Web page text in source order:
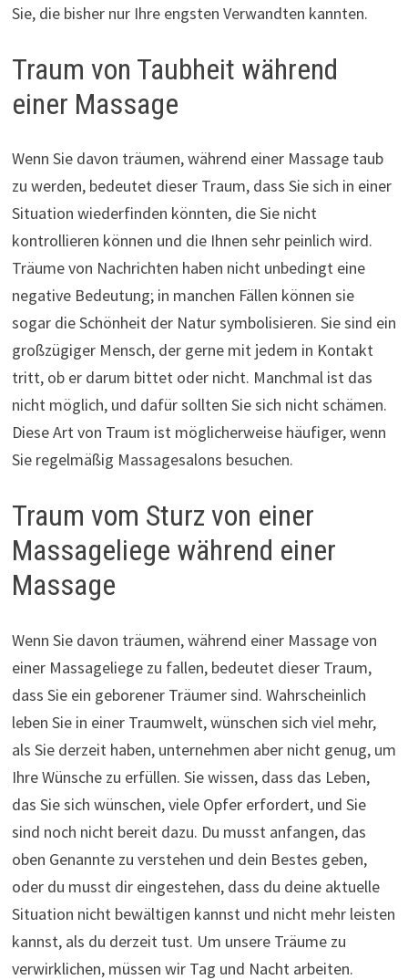
Sie, die bisher nur Ihre engsten Verwandten kannten.
Traum von Taubheit während
einer Massage
Wenn Sie davon träumen, während einer Massage taub
zu werden, bedeutet dieser Traum, dass Sie sich in einer
Situation wiederfinden könnten, die Sie nicht
kontrollieren können und die Ihnen sehr peinlich wird.
Träume von Nachrichten haben nicht unbedingt eine
negative Bedeutung; in manchen Fällen können sie
sogar die Schönheit der Natur symbolisieren. Sie sind ein
großzügiger Mensch, der gerne mit jedem in Kontakt
tritt, ob er darum bittet oder nicht. Manchmal ist das
nicht möglich, und dafür sollten Sie sich nicht schämen.
Diese Art von Traum ist möglicherweise häufiger, wenn
Sie regelmäßig Massagesalons besuchen.
Traum vom Sturz von einer
Massageliege während einer
Massage
Wenn Sie davon träumen, während einer Massage von
einer Massageliege zu fallen, bedeutet dieser Traum,
dass Sie ein geborener Träumer sind. Wahrscheinlich
leben Sie in einer Traumwelt, wünschen sich viel mehr,
als Sie derzeit haben, unternehmen aber nicht genug, um
Ihre Wünsche zu erfüllen. Sie wissen, dass das Leben,
das Sie sich wünschen, viele Opfer erfordert, und Sie
sind noch nicht bereit dazu. Du musst anfangen, das
oben Genannte zu verstehen und dein Bestes geben,
oder du musst dir eingestehen, dass du deine aktuelle
Situation nicht bewältigen kannst und nicht mehr leisten
kannst, als du derzeit tust. Um unsere Träume zu
verwirklichen, müssen wir Tag und Nacht arbeiten.